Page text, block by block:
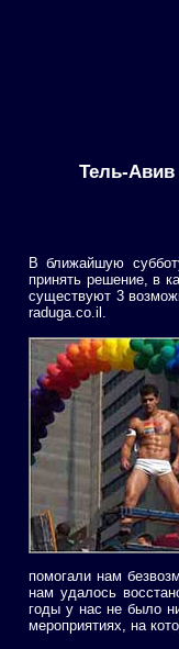
Тель-Авив
В ближайшую
принять решение, в
существуют 3
raduga.co.il.
помогали нам
нам удалось
годы у нас не было
мероприятиях, на